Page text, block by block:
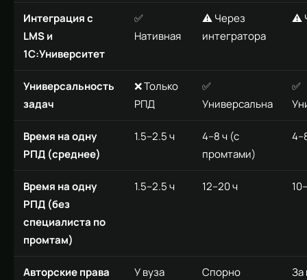
Интеграция с
LMS и
1С:Университет
✅
Нативная
⚠️ Через
интегратора
⚠️
Универсальность
задач
❌ Только
РПД
✅
Универсальна
✅
Время на одну
РПД (среднее)
1.5–2.5 ч
4–8 ч (с
промтами)
Время на одну
РПД (без
специалиста по
промтам)
1.5–2.5 ч 12–20 ч
Авторские права
У вуза Спорно За